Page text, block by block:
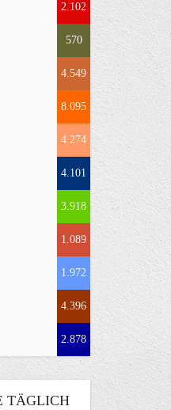
2.102
570
4.549
8.095
4.274
4.101
3.918
1.089
1.972
4.396
2.878
TÄGLICH